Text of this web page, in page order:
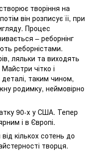
творіння на
він розписує її, при
Процес
– реборнінг
реборністами.
ляльки та виходять
чітко і
таким чином,
родимку, неймовірно
90-х у США. Тепер
і в Європі.
кількох сотень до
творця.